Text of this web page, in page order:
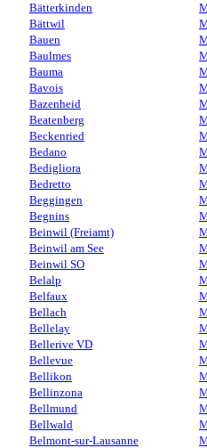
Bätterkinden
Bättwil
Bauen
Baulmes
Bauma
Bavois
Bazenheid
Beatenberg
Beckenried
Bedano
Bedigliora
Bedretto
Beggingen
Begnins
Beinwil (Freiamt)
Beinwil am See
Beinwil SO
Belalp
Belfaux
Bellach
Bellelay
Bellerive VD
Bellevue
Bellikon
Bellinzona
Bellmund
Bellwald
Belmont-sur-Lausanne